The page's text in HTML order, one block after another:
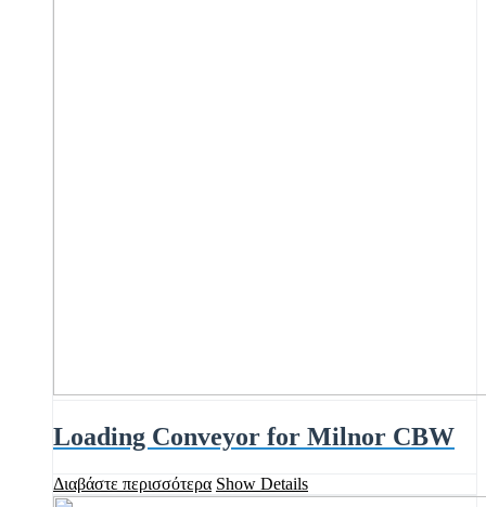
Loading Conveyor for Milnor CBW
Διαβάστε περισσότερα Show Details